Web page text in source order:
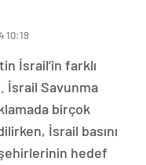
10:19
İsrail’in farklı
İsrail Savunma
birçok
İsrail basını
hedef